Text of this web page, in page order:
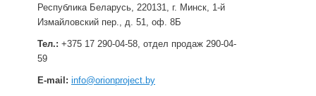
Республика Беларусь, 220131, г. Минск, 1-й
Измайловский пер., д. 51, оф. 8Б
Тел.: +375 17 290-04-58, отдел продаж 290-04-
59
E-mail: info@orionproject.by